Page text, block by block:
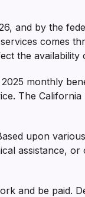
and by the
comes
the availability
monthly
The
upon
assistance,
and be paid.